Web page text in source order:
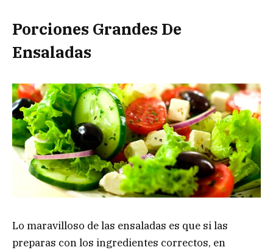
Porciones Grandes De
Ensaladas
Lo maravilloso de las ensaladas es que si las
preparas con los ingredientes correctos, en